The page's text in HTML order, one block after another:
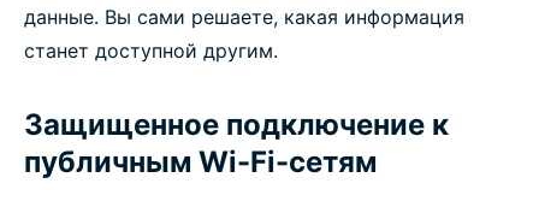
данные. Вы сами решаете, какая информация
станет доступной другим.
Защищенное подключение к
публичным Wi-Fi-сетям